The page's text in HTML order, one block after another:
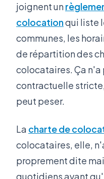
joignent un
colocationqui liste
communes, les
de répartition des
colocataires. Ça n'a
contractuelle
peut peser.
La charte de
colocataires, elle,
proprement dite
quotidiens avant